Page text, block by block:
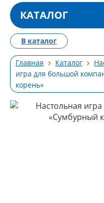
КАТАЛОГ
Главная Каталог
игра для большой
корень»
В каталог